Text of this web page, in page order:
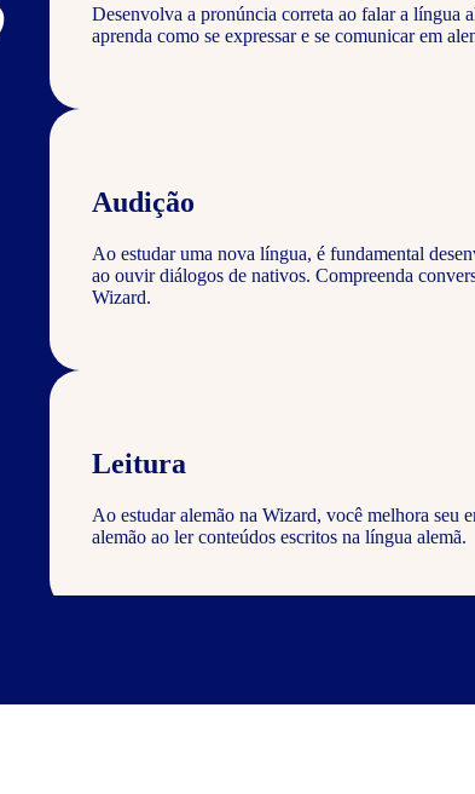
Desenvolva a pronúncia correta ao falar a língua
aprenda como se expressar e se comunicar em
Audição
Ao estudar uma nova língua, é fundamental
ao ouvir diálogos de nativos. Compreenda
Wizard.
Leitura
Ao estudar alemão na Wizard, você melhora seu
alemão ao ler conteúdos escritos na língua alemã.
Escrita